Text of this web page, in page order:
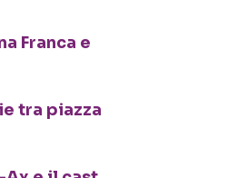
Franca e
tra piazza